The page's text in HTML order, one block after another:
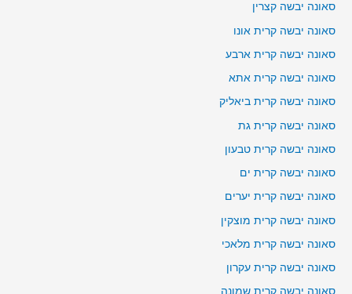
סאונה יבשה קצרין
סאונה יבשה קרית אונו
סאונה יבשה קרית ארבע
סאונה יבשה קרית אתא
סאונה יבשה קרית ביאליק
סאונה יבשה קרית גת
סאונה יבשה קרית טבעון
סאונה יבשה קרית ים
סאונה יבשה קרית יערים
סאונה יבשה קרית מוצקין
סאונה יבשה קרית מלאכי
סאונה יבשה קרית עקרון
סאונה יבשה קרית שמונה